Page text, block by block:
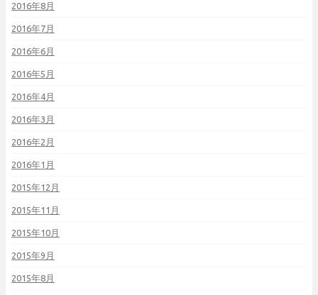
2016年8月
2016年7月
2016年6月
2016年5月
2016年4月
2016年3月
2016年2月
2016年1月
2015年12月
2015年11月
2015年10月
2015年9月
2015年8月